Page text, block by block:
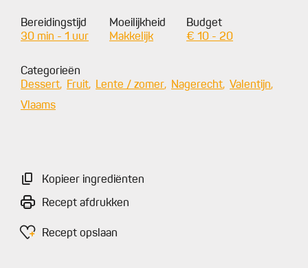
Bereidingstijd
30 min - 1 uur
Moeilijkheid
Makkelijk
Budget
€ 10 - 20
Categorieën
Dessert
Fruit Lente / zomer Nagerecht
Valentijn
Vlaams
Kopieer ingrediënten
Recept afdrukken
Recept opslaan